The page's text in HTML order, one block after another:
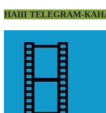
НАШ TELEGRAM-